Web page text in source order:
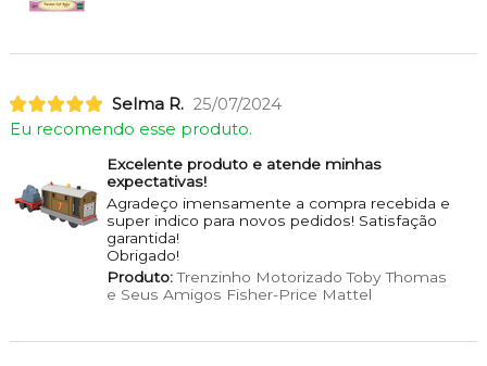
Selma R. 25/07/2024
Eu recomendo esse produto.
Excelente produto e atende minhas
expectativas!
Agradeço imensamente a compra recebida e
super indico para novos pedidos! Satisfação
garantida!
Obrigado!
Produto:Trenzinho Motorizado Toby Thomas
e Seus Amigos Fisher-Price Mattel